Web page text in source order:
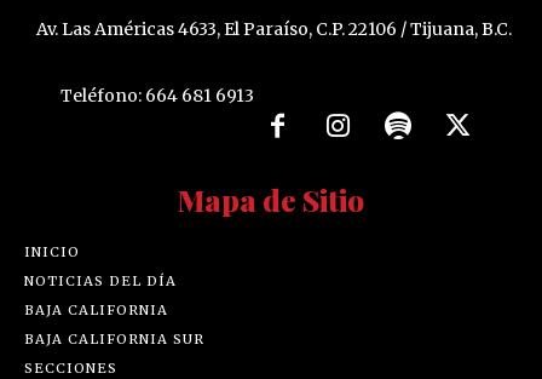
Av. Las Américas 4633, El Paraíso, C.P. 22106 / Tijuana, B.C.
Teléfono: 664 681 6913
Mapa de Sitio
INICIO
NOTICIAS DEL DÍA
BAJA CALIFORNIA
BAJA CALIFORNIA SUR
SECCIONES